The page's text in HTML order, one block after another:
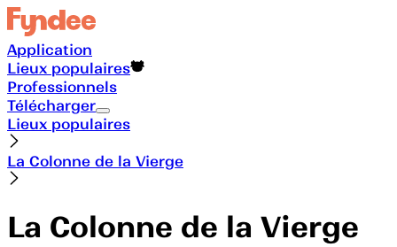
Application
Lieux populaires
Professionnels
Télécharger
Lieux populaires
La Colonne de la Vierge
La Colonne de la Vierge